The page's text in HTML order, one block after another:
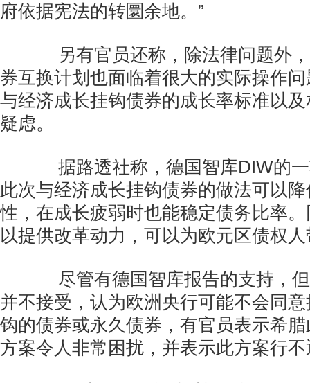
府依据宪法的转圜余地。”
另有官员还称，除法律问题外，
券互换计划也面临着很大的实际操作
与经济成长挂钩债券的成长率标准以
疑虑。
据路透社称，德国智库DIW的一
此次与经济成长挂钩债券的做法可以
性，在成长疲弱时也能稳定债务比率
以提供改革动力，可以为欧元区债权
尽管有德国智库报告的支持，但
并不接受，认为欧洲央行可能不会同
钩的债券或永久债券，有官员表示希腊
方案令人非常困扰，并表示此方案行